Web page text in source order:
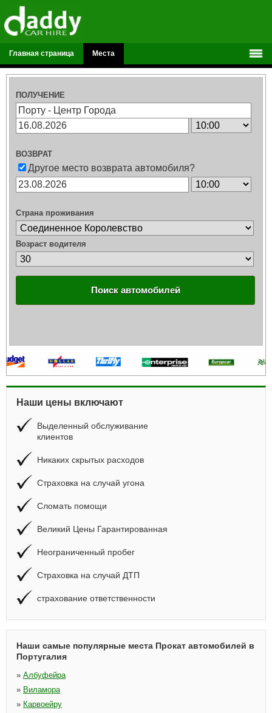
Главная страница Места
ПОЛУЧЕНИЕ
ВОЗВРАТ
Другое место возврата автомобиля?
Страна проживания
Возраст водителя
Поиск автомобилей
Наши цены включают
Выделенный обслуживание
клиентов
Никаких скрытых расходов
Страховка на случай угона
Сломать помощи
Великий Цены Гарантированная
Неограниченный пробег
Страховка на случай ДТП
страхование ответственности
Наши самые популярные места Прокат автомобилей в
Португалия
» Албуфейра
» Виламора
» Карвоейру